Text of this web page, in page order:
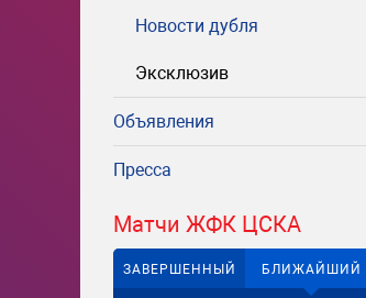
Новости дубля
Эксклюзив
Объявления
Пресса
Матчи ЖФК ЦСКА
ЗАВЕРШЕННЫЙ БЛИЖАЙШИЙ